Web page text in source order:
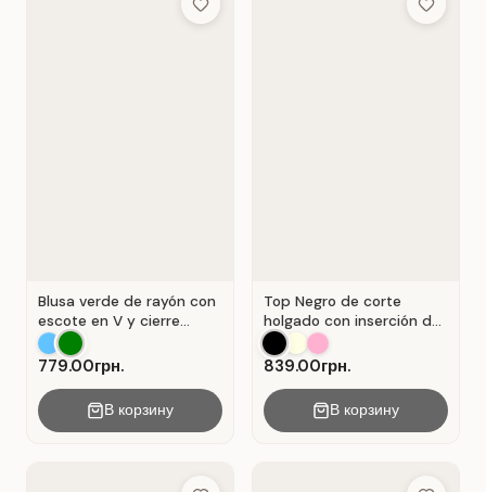
Add to Wish List
Blusa verde de rayón con
escote en V y cierre
Verde .
779.00грн.
В корзину
Add to
Top Negro de corte
holgado con inserción de
encaje calado.
839.00грн.
В корзину